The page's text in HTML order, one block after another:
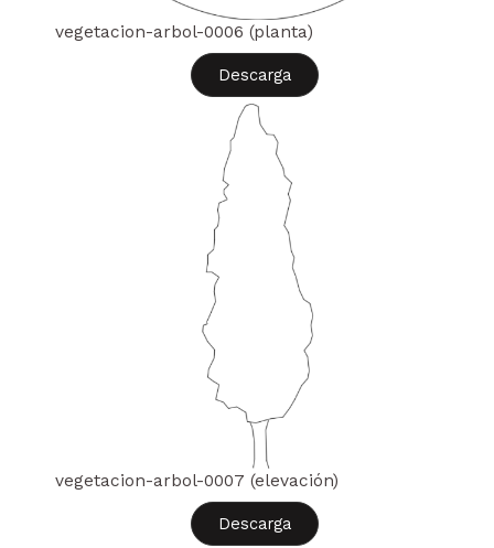
vegetacion-arbol-0006 (planta)
Descarga
vegetacion-arbol-0007 (elevación)
Descarga